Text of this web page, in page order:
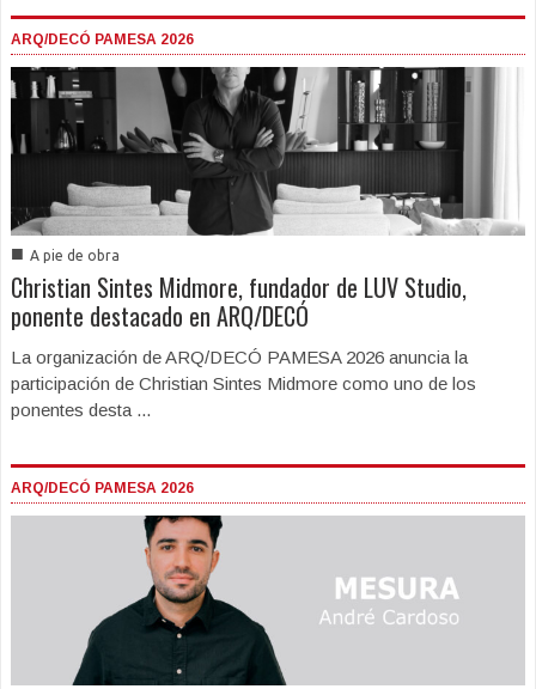
ARQ/DECÓ PAMESA 2026
■ A pie de obra
Christian Sintes Midmore, fundador de LUV Studio,
ponente destacado en ARQ/DECÓ
La organización de ARQ/DECÓ PAMESA 2026 anuncia la
participación de Christian Sintes Midmore como uno de los
ponentes desta ...
ARQ/DECÓ PAMESA 2026